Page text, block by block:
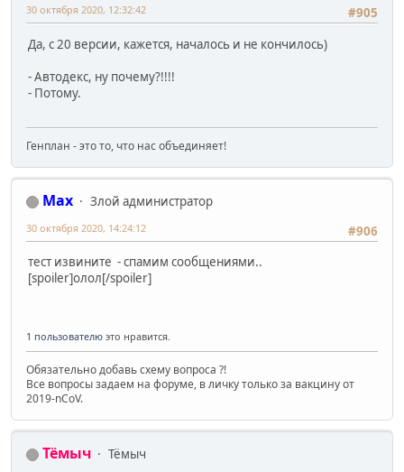
#905
30 октября 2020, 12:32:42
Да, с 20 версии, кажется, началось и не кончилось)
- Автодекс, ну почему?!!!!
- Потому.
Генплан - это то, что нас объединяет!
Max
Злой администратор
#906
30 октября 2020, 14:24:12
тест извините - спамим сообщениями..
[spoiler]олол[/spoiler]
1 пользователю это нравится.
Обязательно добавь схему вопроса ?!
Все вопросы задаем на форуме, в личку только за вакцину от
2019-nCoV.
Тёмыч
Тёмыч